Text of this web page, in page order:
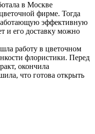
в Москве
фирме. Тогда
эффективную
и его доставку можно
работу в цветочном
флористики. Перед
окончила
что готова открыть